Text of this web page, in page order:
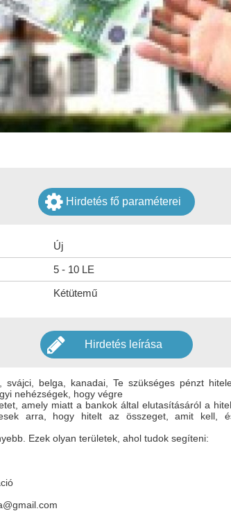
Hirdetés fő paraméterei
Új
5 - 10 LE
Kétütemű
Hirdetés leírása
svájci, belga, kanadai, Te szükséges pénzt
nehézségek, hogy végre
amely miatt a bankok által elutasításáról a
arra, hogy hitelt az összeget, amit kell,
Ezek olyan területek, ahol tudok segíteni: